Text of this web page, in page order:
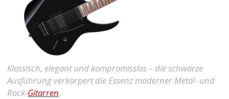
Klassisch, elegant und kompromisslos – die schwarze
Ausführung verkörpert die Essenz moderner Metal- und
Rock-Gitarren.